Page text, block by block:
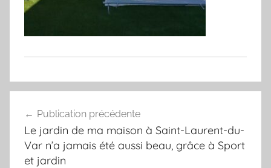
de
l’article
Publication précédente
Le jardin de ma maison à Saint-Laurent-du-
Var n’a jamais été aussi beau, grâce à Sport
et jardin